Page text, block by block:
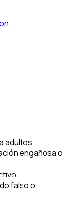
adultos
engañosa o
falso o